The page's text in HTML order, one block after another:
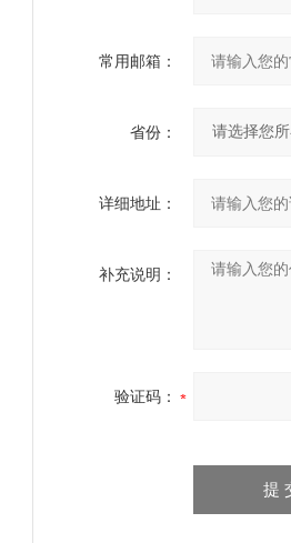
常用邮箱：
省份：
详细地址：
补充说明：
验证码：